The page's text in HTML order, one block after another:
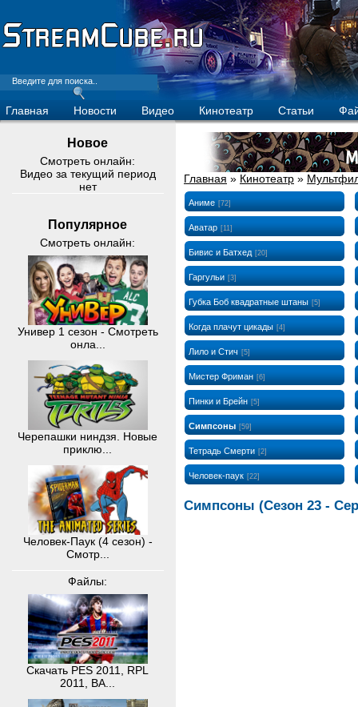
Главная Новости Видео Кинотеатр Статьи
Новое
Смотреть онлайн:
Видео за текущий период
нет
Популярное
Смотреть онлайн:
Универ 1 сезон - Смотреть
онла...
Черепашки ниндзя. Новые
приклю...
Человек-Паук (4 сезон) -
Смотр...
Файлы:
Скачать PES 2011, RPL
2011, BA...
Главная » Кинотеатр »
Аниме [72]
Аватар [11]
Бивис и Батхед [20]
Гаргульи [3]
Губка Боб квадратные штаны [5]
Когда плачут цикады [4]
Лило и Стич [5]
Мистер Фриман [6]
Пинки и Брейн [5]
Симпсоны [59]
Тетрадь Смерти [2]
Человек-паук [22]
Симпсоны (Сезон 23 -